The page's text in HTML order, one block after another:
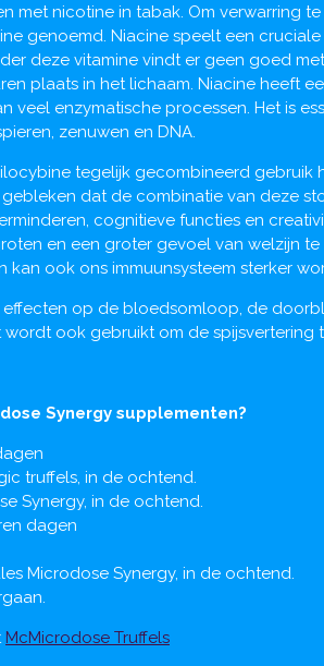
met nicotine in tabak. Om verwarring
genoemd. Niacine speelt een
deze vitamine vindt er geen goed
plaats in het lichaam. Niacine heeft
veel enzymatische processen. Het is
zenuwen en DNA.
tegelijk gecombineerd gebruik
dat de combinatie van deze
cognitieve functies en
en een groter gevoel van welzijn
kan ook ons ​​immuunsysteem sterker
effecten op de bloedsomloop, de
ook gebruikt om de spijsvertering
Synergy supplementen?
truffels, in de ochtend.
Synergy, in de ochtend.
dagen
Microdose Synergy, in de ochtend.
McMicrodose Truffels